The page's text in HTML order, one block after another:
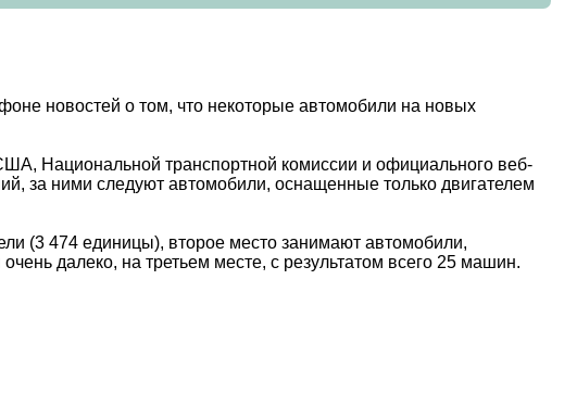
новостей о том, что некоторые автомобили на новых
Национальной транспортной комиссии и официального веб-
за ними следуют автомобили, оснащенные только двигателем
(3 474 единицы), второе место занимают автомобили,
далеко, на третьем месте, с результатом всего 25 машин.